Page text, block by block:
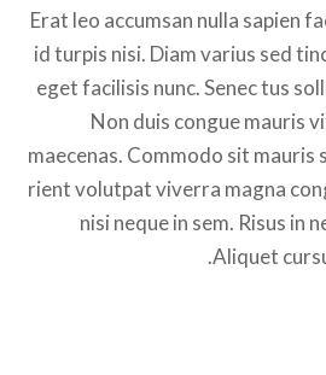
Erat leo accumsan nulla sapien
id turpis nisi. Diam varius sed
eget facilisis nunc. Senec tus
Non duis congue mauris
maecenas. Commodo sit mauris
rient volutpat viverra magna
nisi neque in sem. Risus in
Aliquet